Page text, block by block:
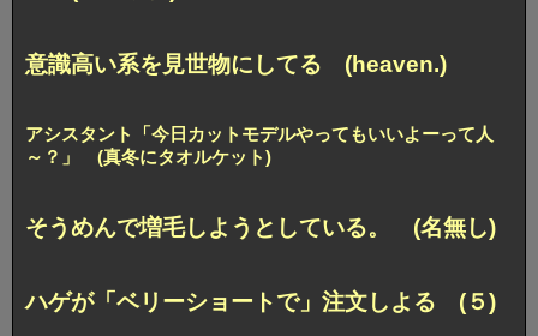
意識高い系を見世物にしてる (heaven.)
アシスタント「今日カットモデルやってもいいよーって人
～？」 (真冬にタオルケット)
そうめんで増毛しようとしている。 (名無し)
ハゲが「ベリーショートで」注文しよる (５)